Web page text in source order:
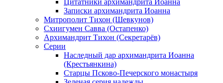
Цитатники архимандрита Иоанна
Записки архимандрита Иоанна
Митрополит Тихон (Шевкунов)
Схиигумен Савва (Остапенко)
Архимандрит Тихон (Секретарёв)
Серии
Наследный дар архимандрита Иоанна
(Крестьянкина)
Старцы Псково-Печерского монастыря